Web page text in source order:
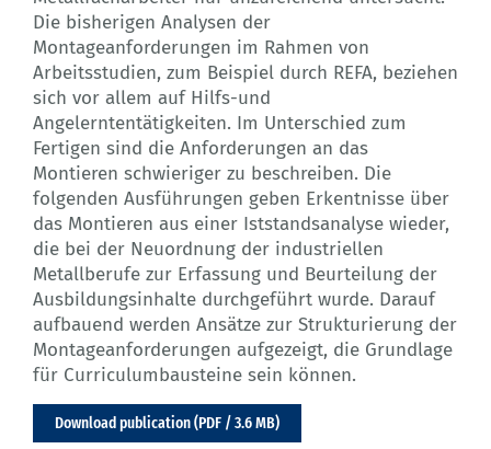
Die bisherigen Analysen der
Montageanforderungen im Rahmen von
Arbeitsstudien, zum Beispiel durch REFA, beziehen
sich vor allem auf Hilfs-und
Angelerntentätigkeiten. Im Unterschied zum
Fertigen sind die Anforderungen an das
Montieren schwieriger zu beschreiben. Die
folgenden Ausführungen geben Erkentnisse über
das Montieren aus einer Iststandsanalyse wieder,
die bei der Neuordnung der industriellen
Metallberufe zur Erfassung und Beurteilung der
Ausbildungsinhalte durchgeführt wurde. Darauf
aufbauend werden Ansätze zur Strukturierung der
Montageanforderungen aufgezeigt, die Grundlage
für Curriculumbausteine sein können.
Download publication (PDF / 3.6 MB)